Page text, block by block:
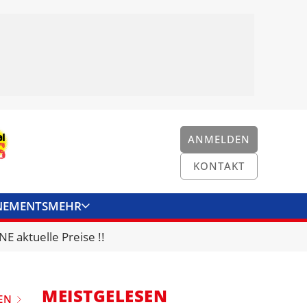
ANMELDEN
KONTAKT
MEHR
KONTAKT
aktuelle Preise !!
MEISTGELESEN